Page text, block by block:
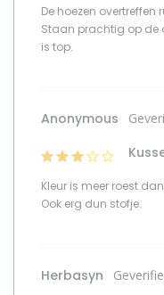
De hoezen
Staan prachtig op de
is top.
Anonymous
Kleur is meer roest
Ook erg dun stofje.
Herbasyn